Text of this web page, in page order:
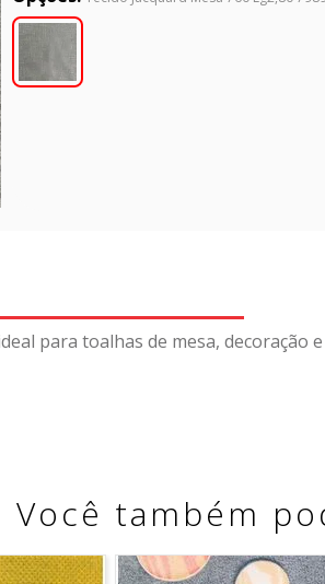
para toalhas de mesa,
Você também